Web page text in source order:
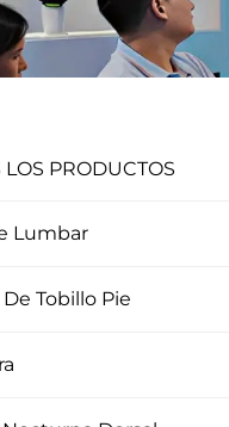
LOS PRODUCTOS
Lumbar
Tobillo Pie